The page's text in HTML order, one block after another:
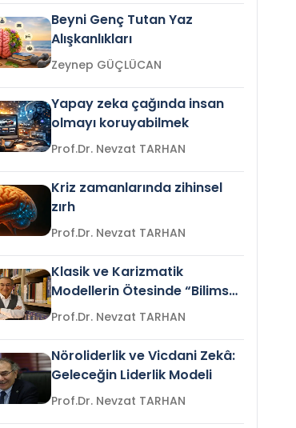
Beyni Genç Tutan Yaz
Alışkanlıkları
Zeynep GÜÇLÜCAN
Yapay zeka çağında insan
olmayı koruyabilmek
Prof.Dr. Nevzat TARHAN
Kriz zamanlarında zihinsel
zırh
Prof.Dr. Nevzat TARHAN
Klasik ve Karizmatik
Modellerin Ötesinde “Bilimsel
Liderlik”
Prof.Dr. Nevzat TARHAN
Nöroliderlik ve Vicdani Zekâ:
Geleceğin Liderlik Modeli
Prof.Dr. Nevzat TARHAN